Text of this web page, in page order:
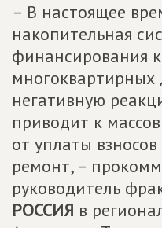
– В настоящее
накопительная
финансирования
негативную
приводит к
от уплаты
ремонт, –
руководитель
РОССИЯ в